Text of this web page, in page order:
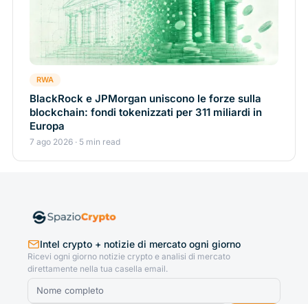
RWA
BlackRock e JPMorgan uniscono le forze sulla
blockchain: fondi tokenizzati per 311 miliardi in
Europa
7 ago 2026 · 5 min read
Intel crypto + notizie di mercato ogni giorno
Ricevi ogni giorno notizie crypto e analisi di mercato
direttamente nella tua casella email.